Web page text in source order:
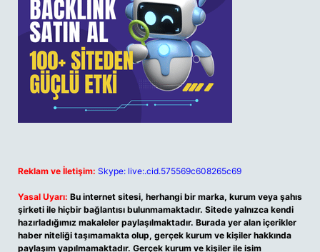
Reklam ve İletişim: Skype: live:.cid.575569c608265c69
Yasal Uyarı: Bu internet sitesi, herhangi bir marka, kurum veya şahıs
şirketi ile hiçbir bağlantısı bulunmamaktadır. Sitede yalnızca kendi
hazırladığımız makaleler paylaşılmaktadır. Burada yer alan içerikler
haber niteliği taşımamakta olup, gerçek kurum ve kişiler hakkında
paylaşım yapılmamaktadır. Gerçek kurum ve kişiler ile isim